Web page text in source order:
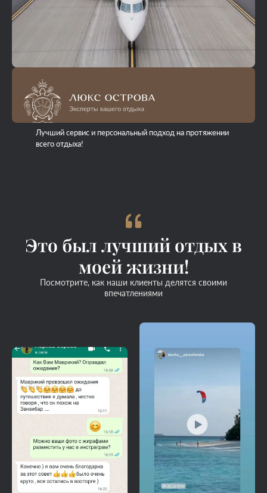
Лучший сервис и персональный подход на протяжении
всего отдыха!
Это был лучший отдых в
моей жизни!
Посмотрите, как наши клиенты делятся своими
впечатлениями